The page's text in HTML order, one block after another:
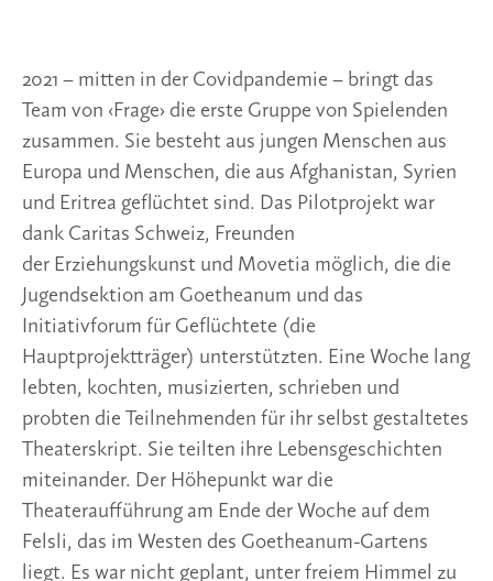
2021 – mitten in der Covidpandemie – bringt das
Team von ‹Frage› die erste Gruppe von Spielenden
zusammen. Sie besteht aus jungen Menschen aus
Europa und Menschen, die aus Afghanistan, Syrien
und Eritrea geflüchtet sind. Das Pilotprojekt war
dank Caritas Schweiz, Freunden
der Erziehungskunst und Movetia möglich, die die
Jugendsektion am Goetheanum und das
Initiativforum für Geflüchtete (die
Hauptprojektträger) unterstützten. Eine Woche lang
lebten, kochten, musizierten, schrieben und
probten die Teilnehmenden für ihr selbst gestaltetes
Theaterskript. Sie teilten ihre Lebensgeschichten
miteinander. Der Höhepunkt war die
Theateraufführung am Ende der Woche auf dem
Felsli, das im Westen des Goetheanum-Gartens
liegt. Es war nicht geplant, unter freiem Himmel zu